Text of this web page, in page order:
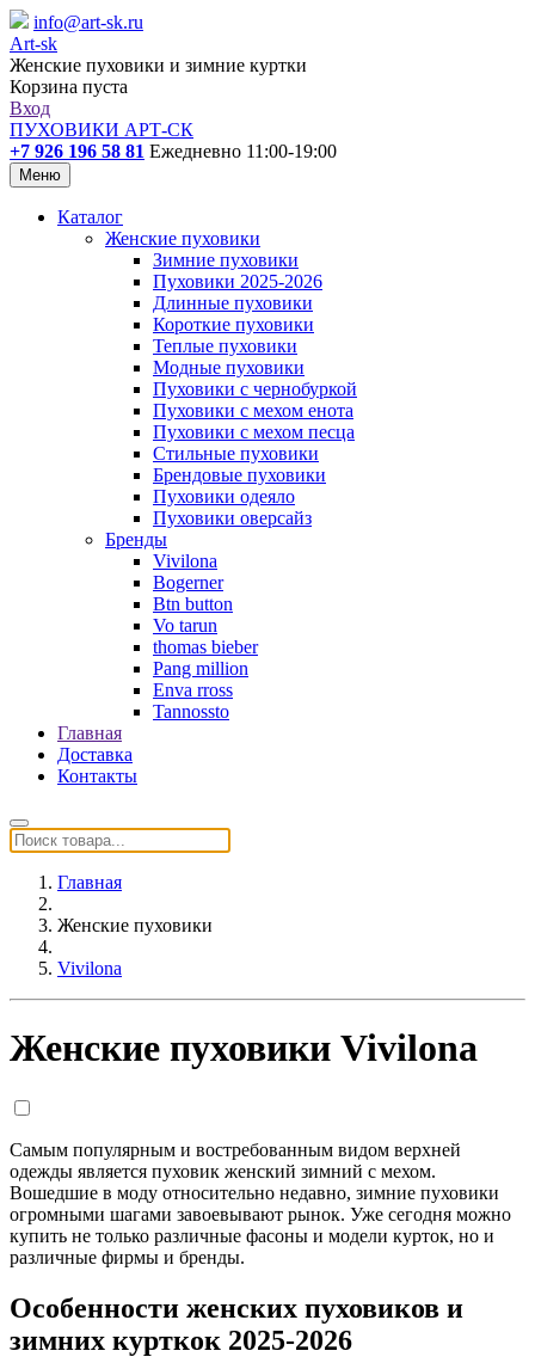
info@art-sk.ru
Art-sk
Женские пуховики и зимние куртки
Корзина пуста
Вход
ПУХОВИКИ АРТ-СК
+7 926 196 58 81 Ежедневно 11:00-19:00
Меню
Каталог
Женские пуховики
Зимние пуховики
Пуховики 2025-2026
Длинные пуховики
Короткие пуховики
Теплые пуховики
Модные пуховики
Пуховики с чернобуркой
Пуховики с мехом енота
Пуховики с мехом песца
Стильные пуховики
Брендовые пуховики
Пуховики одеяло
Пуховики оверсайз
Бренды
Vivilona
Bogerner
Btn button
Vo tarun
thomas bieber
Pang million
Enva rross
Tannossto
Главная
Доставка
Контакты
Главная
Женские пуховики
Vivilona
Женские пуховики Vivilona
Самым популярным и востребованным видом верхней
одежды является пуховик женский зимний с мехом.
Вошедшие в моду относительно недавно, зимние пуховики
огромными шагами завоевывают рынок. Уже сегодня можно
купить не только различные фасоны и модели курток, но и
различные фирмы и бренды.
Особенности женских пуховиков и
зимних курткок 2025-2026